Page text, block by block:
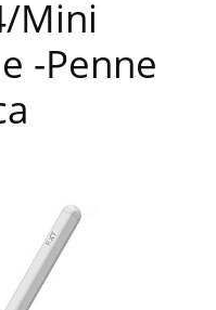
Mini
-Penne